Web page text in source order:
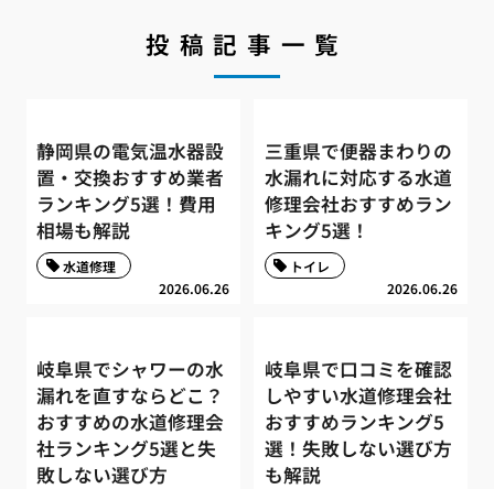
投稿記事一覧
静岡県の電気温水器設
置・交換おすすめ業者
ランキング5選！費用
相場も解説
2026.06.26
水道修理
三重県で便器まわりの
水漏れに対応する水道
修理会社おすすめラン
キング5選！
2026.06.26
トイレ
岐阜県でシャワーの水
漏れを直すならどこ？
おすすめの水道修理会
社ランキング5選と失
敗しない選び方
岐阜県で口コミを確認
しやすい水道修理会社
おすすめランキング5
選！失敗しない選び方
も解説